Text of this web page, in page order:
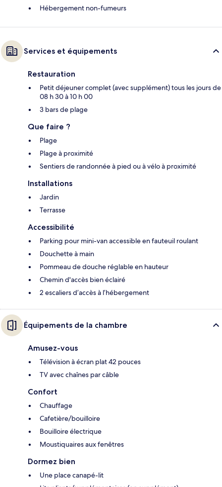
Hébergement non-fumeurs
Services et équipements
Restauration
Petit déjeuner complet (avec supplément) tous les jours de
08 h 30 à 10 h 00
3 bars de plage
Que faire ?
Plage
Plage à proximité
Sentiers de randonnée à pied ou à vélo à proximité
Installations
Jardin
Terrasse
Accessibilité
Parking pour mini-van accessible en fauteuil roulant
Douchette à main
Pommeau de douche réglable en hauteur
Chemin d'accès bien éclairé
2 escaliers d’accès à l’hébergement
Équipements de la chambre
Amusez-vous
Télévision à écran plat 42 pouces
TV avec chaînes par câble
Confort
Chauffage
Cafetière/bouilloire
Bouilloire électrique
Moustiquaires aux fenêtres
Dormez bien
Une place canapé-lit